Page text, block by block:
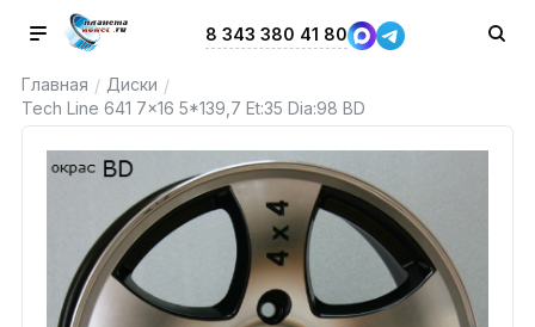
8 343 380 41 80
Главная / Диски /
Tech Line 641 7x16 5*139,7 Et:35 Dia:98 BD